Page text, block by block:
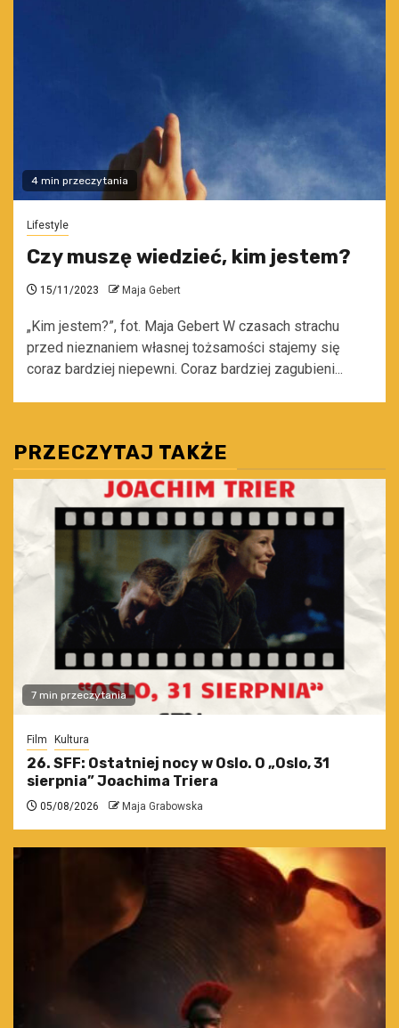
4 min przeczytania
Lifestyle
Czy muszę wiedzieć, kim jestem?
15/11/2023 Maja Gebert
„Kim jestem?”, fot. Maja Gebert W czasach strachu
przed nieznaniem własnej tożsamości stajemy się
coraz bardziej niepewni. Coraz bardziej zagubieni...
PRZECZYTAJ TAKŻE
7 min przeczytania
Film Kultura
26. SFF: Ostatniej nocy w Oslo. O „Oslo, 31
sierpnia” Joachima Triera
05/08/2026 Maja Grabowska